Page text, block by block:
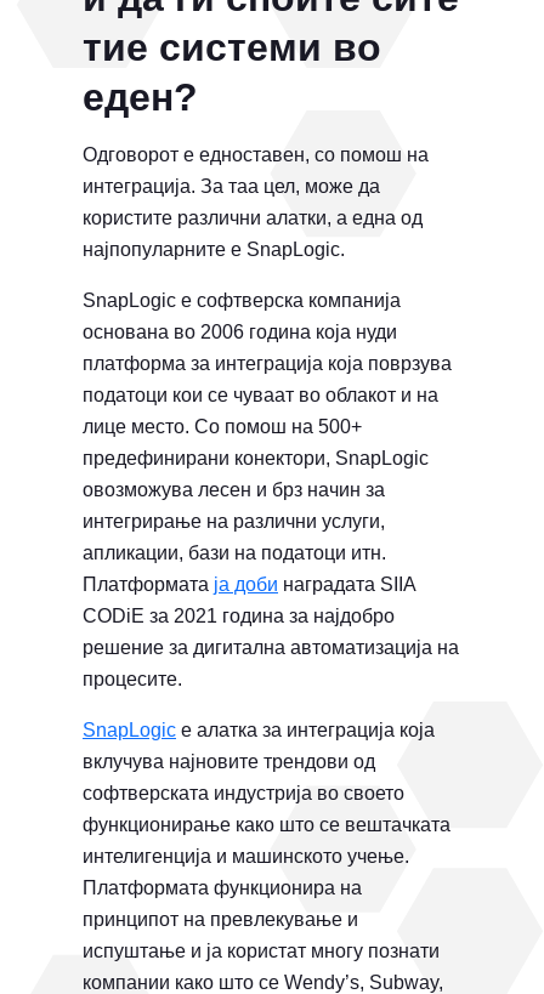
тие системи во
еден?
Одговорот е едноставен, со помош на
интеграција. За таа цел, може да
користите различни алатки, а една од
најпопуларните е SnapLogic.
SnapLogic е софтверска компанија
основана во 2006 година која нуди
платформа за интеграција која поврзува
податоци кои се чуваат во облакот и на
лице место. Со помош на 500+
предефинирани конектори, SnapLogic
овозможува лесен и брз начин за
интегрирање на различни услуги,
апликации, бази на податоци итн.
Платформата ја доби наградата SIIA
CODiE за 2021 година за најдобро
решение за дигитална автоматизација на
процесите.
SnapLogic е алатка за интеграција која
вклучува најновите трендови од
софтверската индустрија во своето
функционирање како што се вештачката
интелигенција и машинското учење.
Платформата функционира на
принципот на превлекување и
испуштање и ја користат многу познати
компании како што се Wendy’s, Subway,